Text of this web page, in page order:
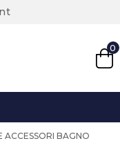
0
ACCESSORI BAGNO